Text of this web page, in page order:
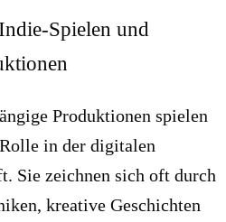
Spielen und
Produktionen spielen
in der digitalen
Sie zeichnen sich oft durch
kreative Geschichten